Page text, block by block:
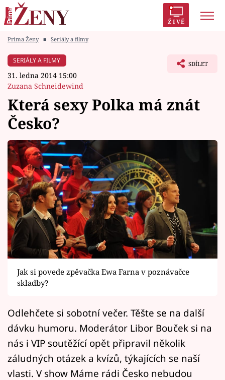
ŽIVĚ
Módní alarm
Témata
Celebrity
Vztahy
Seriály
Horoskopy
Sledujte prima+
Filmový festival Karlovy Vary
Mámy sobě
Přihlášení
Prima Ženy ■ Seriály a filmy
SERIÁLY A FILMY
31. ledna 2014 15:00
Zuzana Schneidewind
SDÍLET
Která sexy Polka má znát
Česko?
Jak si povede zpěvačka Ewa Farna v poznávačce
skladby?
Odlehčete si sobotní večer. Těšte se na další
dávku humoru. Moderátor Libor Bouček si na
nás i VIP soutěžící opět připravil několik
záludných otázek a kvízů, týkajících se naší
vlasti. V show Máme rádi Česko nebudou